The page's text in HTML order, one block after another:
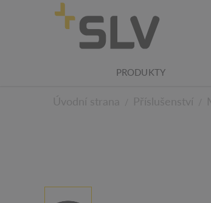
PRODUKTY
Rodina svítidel